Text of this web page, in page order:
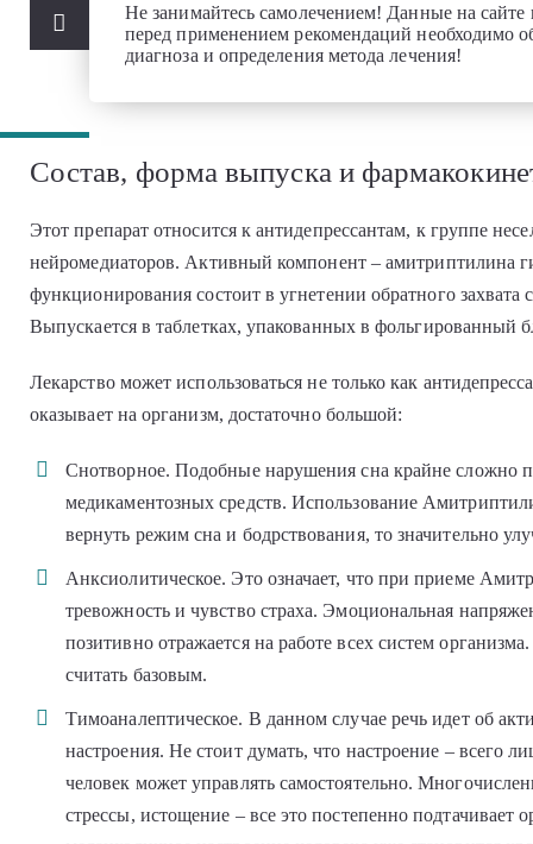
Не занимайтесь самолечением! Данные на
перед применением рекомендаций необходимо
диагноза и определения метода лечения!
Состав, форма выпуска и
Этот препарат относится к антидепрессантам, к группе
нейромедиаторов. Активный компонент – амитриптилина
функционирования состоит в угнетении обратного
Выпускается в таблетках, упакованных в фольгированный
Лекарство может использоваться не только как
оказывает на организм, достаточно большой:
Снотворное. Подобные нарушения сна крайне сложно
медикаментозных средств. Использование
вернуть режим сна и бодрствования, то значительно
Анксиолитическое. Это означает, что при приеме
тревожность и чувство страха. Эмоциональная
позитивно отражается на работе всех систем
считать базовым.
Тимоаналептическое. В данном случае речь идет об
настроения. Не стоит думать, что настроение – всего
человек может управлять самостоятельно.
стрессы, истощение – все это постепенно подтачивает